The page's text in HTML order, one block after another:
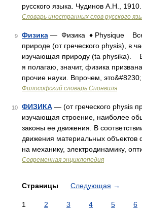
русского языка. Чудинов А.Н.,
Словарь иностранных слов русского
9 Физика — Физика ♦ Physique Все,
природе (от греческого physis), в
изучающая природу (ta physika).
я полагаю, значит, физика
прочие науки. Впрочем, это&#8230;
Философский словарь Спонвиля
10 ФИЗИКА — (от греческого physis
изучающая строение, наиболее
законы ее движения. В
движения материальных объектов
на механику, электродинамику,
Современная энциклопедия
Страницы Следующая →
1 2 3 4 5 6